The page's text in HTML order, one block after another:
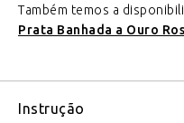
Também temos a
Prata Banhada a Ouro
Instrução